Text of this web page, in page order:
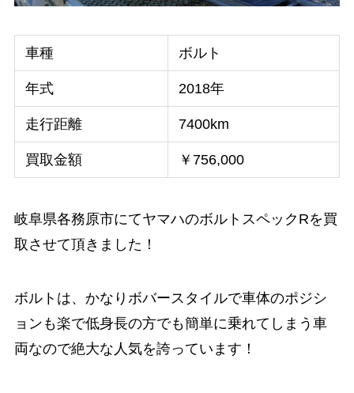
車種 ボルト
年式 2018年
走行距離 7400km
買取金額 ￥756,000
岐阜県各務原市にてヤマハのボルトスペックRを買
取させて頂きました！
ボルトは、かなりボバースタイルで車体のポジシ
ョンも楽で低身長の方でも簡単に乗れてしまう車
両なので絶大な人気を誇っています！